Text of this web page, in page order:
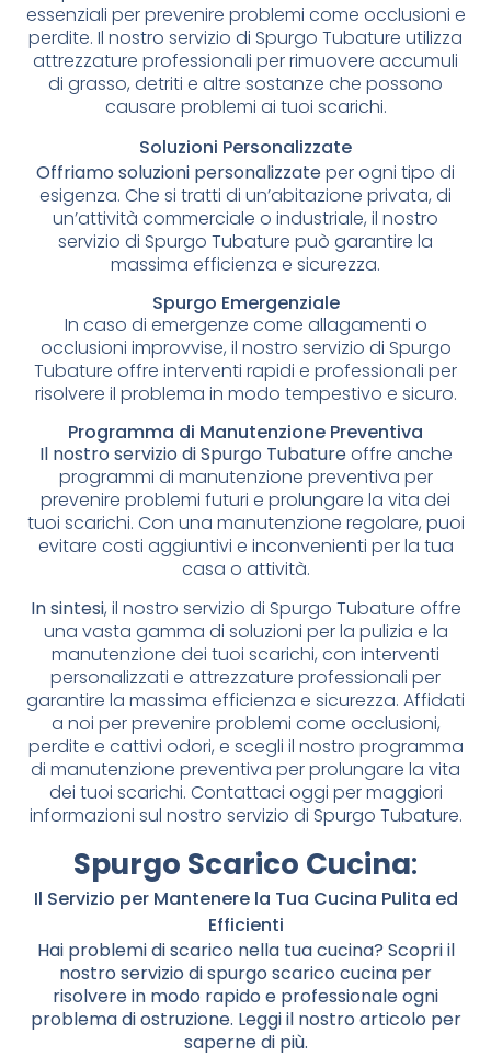
essenziali per prevenire problemi come occlusioni e
perdite. Il nostro servizio di Spurgo Tubature utilizza
attrezzature professionali per rimuovere accumuli
di grasso, detriti e altre sostanze che possono
causare problemi ai tuoi scarichi.
Soluzioni Personalizzate
Offriamo soluzioni personalizzateper ogni tipo di
esigenza. Che si tratti di un’abitazione privata, di
un’attività commerciale o industriale, il nostro
servizio di Spurgo Tubature può garantire la
massima efficienza e sicurezza.
Spurgo Emergenziale
In caso di emergenze come allagamenti o
occlusioni improvvise, il nostro servizio di Spurgo
Tubature offre interventi rapidi e professionali per
risolvere il problema in modo tempestivo e sicuro.
Programma di Manutenzione Preventiva
Il nostro servizio di Spurgo Tubatureoffre anche
programmi di manutenzione preventiva per
prevenire problemi futuri e prolungare la vita dei
tuoi scarichi. Con una manutenzione regolare, puoi
evitare costi aggiuntivi e inconvenienti per la tua
casa o attività.
In sintesi, il nostro servizio di Spurgo Tubature offre
una vasta gamma di soluzioni per la pulizia e la
manutenzione dei tuoi scarichi, con interventi
personalizzati e attrezzature professionali per
garantire la massima efficienza e sicurezza. Affidati
a noi per prevenire problemi come occlusioni,
perdite e cattivi odori, e scegli il nostro programma
di manutenzione preventiva per prolungare la vita
dei tuoi scarichi. Contattaci oggi per maggiori
informazioni sul nostro servizio di Spurgo Tubature.
Spurgo Scarico Cucina:
Il Servizio per Mantenere la Tua Cucina Pulita ed
Efficienti
Hai problemi di scarico nella tua cucina? Scopri il
nostro servizio di spurgo scarico cucina per
risolvere in modo rapido e professionale ogni
problema di ostruzione. Leggi il nostro articolo per
saperne di più.